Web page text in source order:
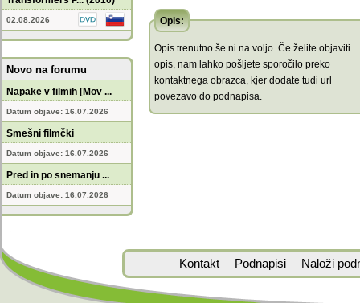
02.08.2026
Novo na forumu
Napake v filmih [Mov ...
Datum objave: 16.07.2026
Smešni filmčki
Datum objave: 16.07.2026
Pred in po snemanju ...
Datum objave: 16.07.2026
Opis:
Opis trenutno še ni na voljo. Če želite objaviti
opis, nam lahko pošljete sporočilo preko
kontaktnega obrazca, kjer dodate tudi url
povezavo do podnapisa.
Kontakt Podnapisi Naloži